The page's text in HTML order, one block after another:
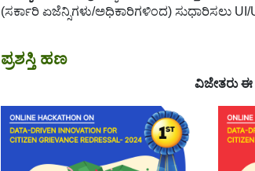
(ಸರ್ಕಾರಿ ಏಜೆನ್ಸಿಗಳು/ಅಧಿಕಾರಿಗಳಿಂದ) ಸುಧಾರಿಸಲು UI/
ಪ್ರಶಸ್ತಿ ಹಣ
ವಿಜೇತರು ಈ